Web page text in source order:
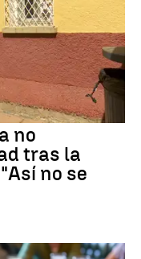
no
tras la
no se